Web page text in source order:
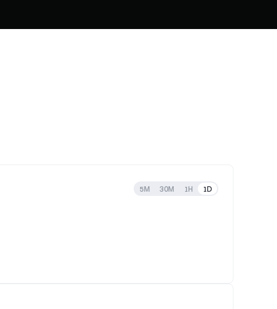
5M 30M 1H 1D